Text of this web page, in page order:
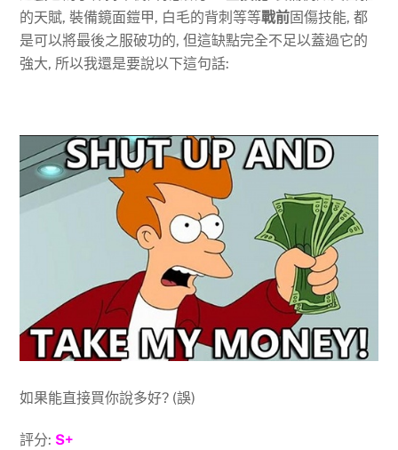
的天賦, 裝備鏡面鎧甲, 白毛的背刺等等戰前固傷技能, 都
是可以將最後之服破功的, 但這缺點完全不足以蓋過它的
強大, 所以我還是要說以下這句話:
如果能直接買你說多好? (誤)
評分: S+